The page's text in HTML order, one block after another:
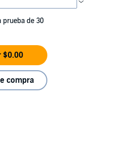
prueba de 30
$0.00
compra